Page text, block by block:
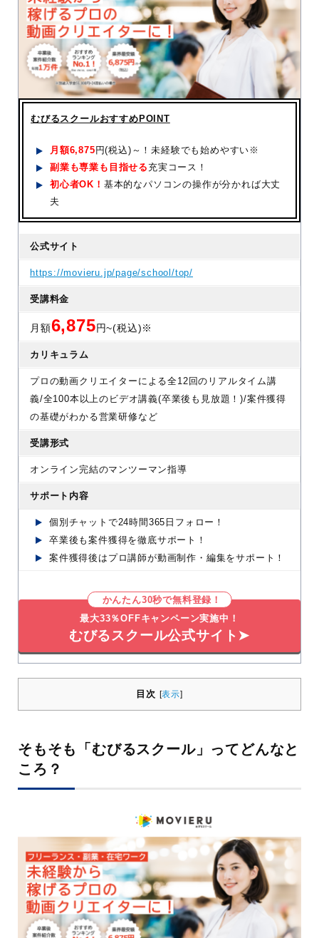
むびるスクールおすすめPOINT
月額6,875 円(税込)～！未経験でも始めやすい※
副業も専業も目指せる充実コース！
初心者OK！ 基本的なパソコンの操作が分かれば大丈
夫
公式サイト
https://movieru.jp/page/school/top/
受講料金
月額6,875 円~(税込)※
カリキュラム
プロの動画クリエイターによる全12回のリアルタイム講
義/全100本以上のビデオ講義(卒業後も見放題！)/案件獲得
の基礎がわかる営業研修など
受講形式
オンライン完結のマンツーマン指導
サポート内容
個別チャットで24時間365日フォロー！
卒業後も案件獲得を徹底サポート！
案件獲得後はプロ講師が動画制作・編集をサポート！
かんたん30秒で無料登録！
最大33％OFFキャンペーン実施中！
むびるスクール公式サイト➤
目次 [表示]
そもそも「むびるスクール」ってどんなと
ころ？